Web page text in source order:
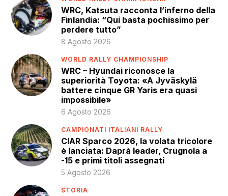
WRC, Katsuta racconta l’inferno della
Finlandia: “Qui basta pochissimo per
perdere tutto”
8 Agosto 2026
WORLD RALLY CHAMPIONSHIP
WRC – Hyundai riconosce la
superiorità Toyota: «A Jyväskylä
battere cinque GR Yaris era quasi
impossibile»
6 Agosto 2026
CAMPIONATI ITALIANI RALLY
CIAR Sparco 2026, la volata tricolore
è lanciata: Daprà leader, Crugnola a
-15 e primi titoli assegnati
5 Agosto 2026
STORIA